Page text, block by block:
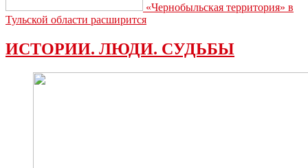
«Чернобыльская территория» в
Тульской области расширится
ИСТОРИИ. ЛЮДИ. СУДЬБЫ